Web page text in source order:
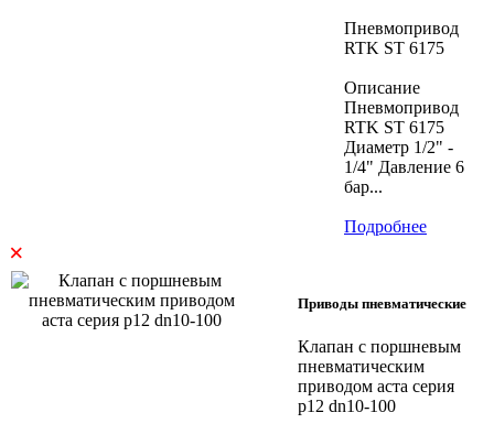
Пневмопривод
RTK ST 6175
Описание
Пневмопривод
RTK ST 6175
Диаметр 1/2" -
1/4" Давление 6
бар...
Подробнее
×
Приводы пневматические
Клапан с поршневым
пневматическим
приводом аста серия
р12 dn10-100